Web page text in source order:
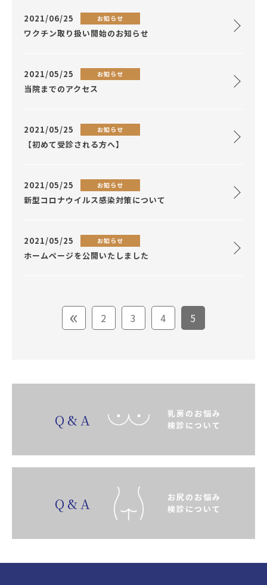
2021/06/25 お知らせ
ワクチン取り扱い開始のお知らせ
2021/05/25 お知らせ
当院までのアクセス
2021/05/25 お知らせ
【初めて受診される方へ】
2021/05/25 お知らせ
新型コロナウイルス感染対策について
2021/05/25 お知らせ
ホームページを公開いたしました
« 2 3 4 5
Q&A
乳房のお悩み
検診について
Q&A
お尻のお悩み
検診について